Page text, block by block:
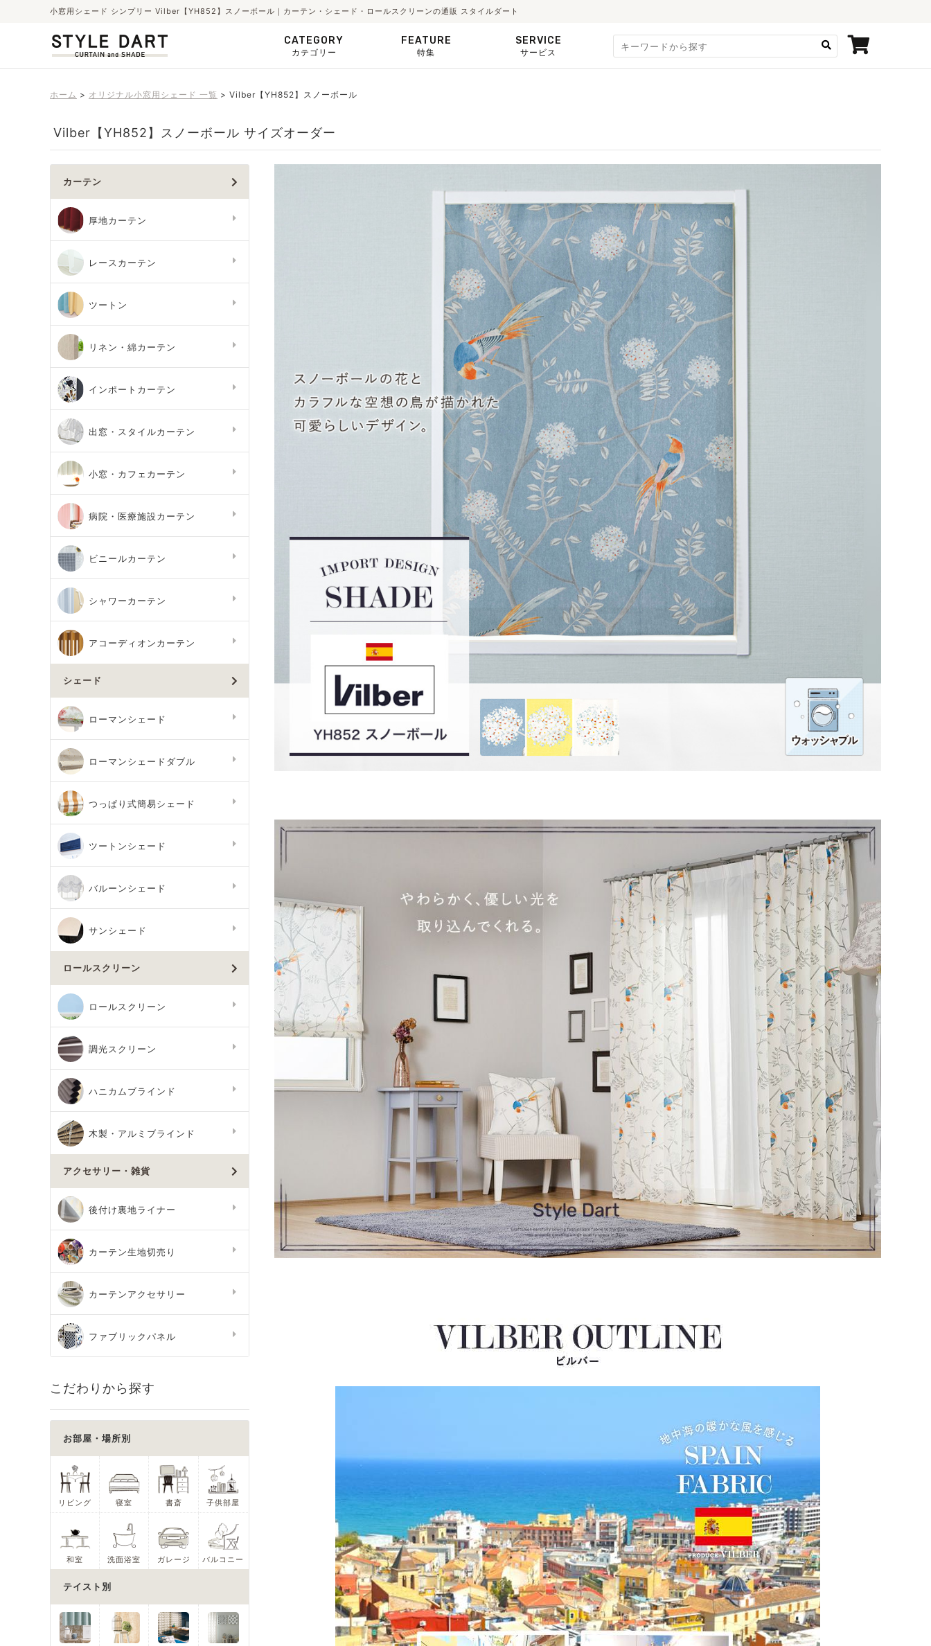
小窓用シェード シンプリー Vilber【YH852】スノーボール｜カーテン・シェード・ロールスクリーンの通販 スタイルダート
CATEGORY
カテゴリー
FEATURE
特集
SERVICE
サービス
ホーム オリジナル小窓用シェード 一覧 Vilber【YH852】スノーボール
Vilber【YH852】スノーボール サイズオーダー
カーテン
厚地カーテン
レースカーテン
ツートン
リネン・綿カーテン
インポートカーテン
出窓・スタイルカーテン
小窓・カフェカーテン
病院・医療施設カーテン
ビニールカーテン
シャワーカーテン
アコーディオンカーテン
シェード
ローマンシェード
ローマンシェードダブル
つっぱり式簡易シェード
ツートンシェード
バルーンシェード
サンシェード
ロールスクリーン
ロールスクリーン
調光スクリーン
ハニカムブラインド
木製・アルミブラインド
アクセサリー・雑貨
後付け裏地ライナー
カーテン生地切売り
カーテンアクセサリー
ファブリックパネル
こだわりから探す
お部屋・場所別
リビング 寝室 書斎 子供部屋
和室 洗面浴室 ガレージ バルコニー
テイスト別